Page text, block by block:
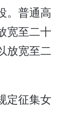
。普通高
宽至二十
放宽至二
定征集女